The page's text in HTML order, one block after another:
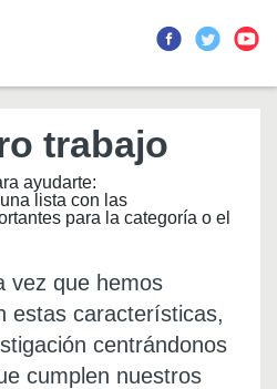
trabajo
ayudarte:
lista con las
para la categoría o el
vez que hemos
estas características,
centrándonos
cumplen nuestros